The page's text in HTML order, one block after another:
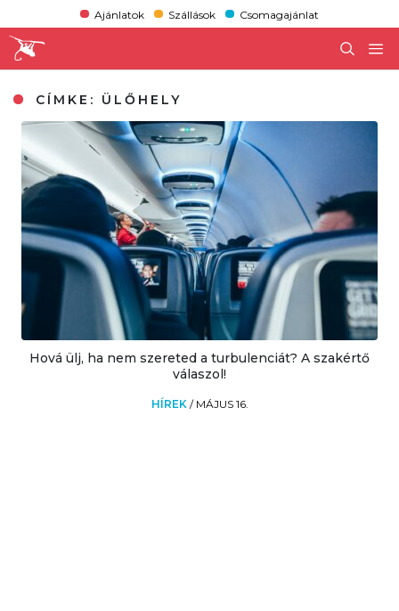
Ajánlatok Szállások Csomagajánlat
CÍMKE: ÜLŐHELY
Hová ülj, ha nem szereted a turbulenciát? A szakértő
válaszol!
HÍREK / MÁJUS 16.